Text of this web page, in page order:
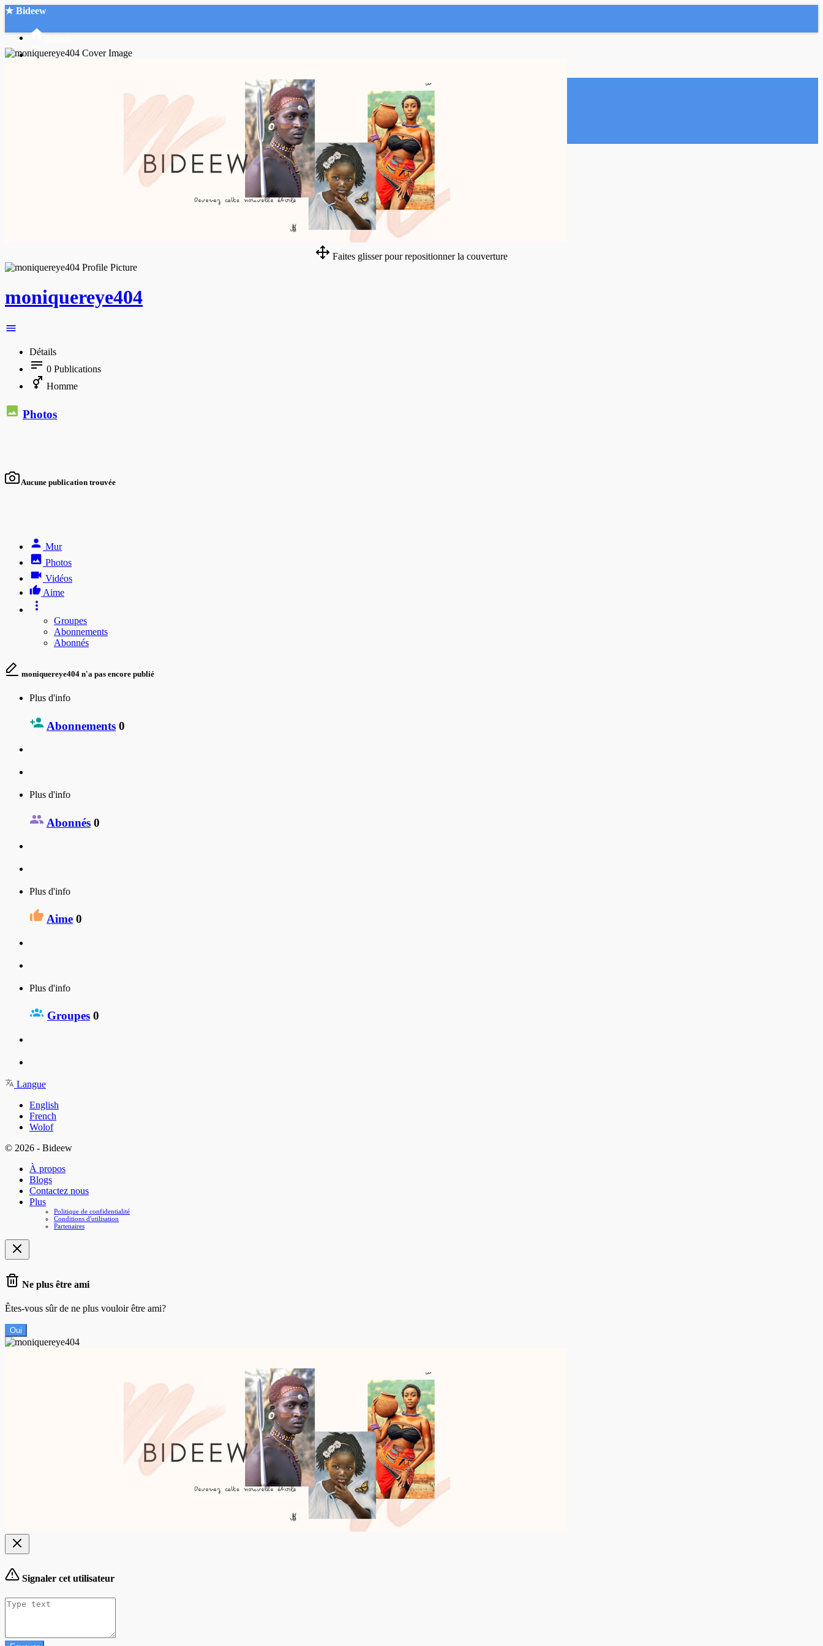
★ Bideew
Faites glisser pour repositionner la couverture
moniquereye404
Détails
0 Publications
Homme
Photos
Aucune publication trouvée
Mur
Photos
Vidéos
Aime
Groupes
Abonnements
Abonnés
moniquereye404 n'a pas encore publié
Plus d'info
Abonnements 0
Plus d'info
Abonnés 0
Plus d'info
Aime 0
Plus d'info
Groupes 0
Langue
English
French
Wolof
© 2026 - Bideew
À propos
Blogs
Contactez nous
Plus
Politique de confidentialité
Conditions d'utilisation
Partenaires
Ne plus être ami
Êtes-vous sûr de ne plus vouloir être ami?
Oui
Signaler cet utilisateur